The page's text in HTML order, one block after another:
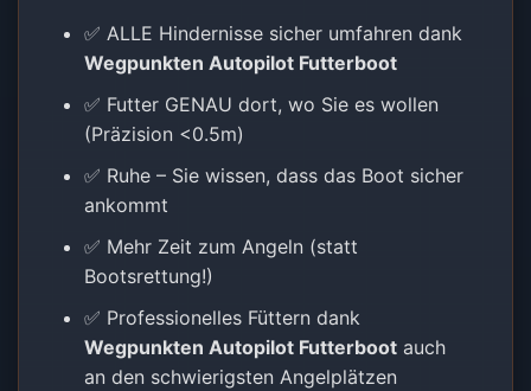
✅ ALLE Hindernisse sicher umfahren dank
Wegpunkten Autopilot Futterboot
✅ Futter GENAU dort, wo Sie es wollen
(Präzision <0.5m)
✅ Ruhe – Sie wissen, dass das Boot sicher
ankommt
✅ Mehr Zeit zum Angeln (statt
Bootsrettung!)
✅ Professionelles Füttern dank
Wegpunkten Autopilot Futterboot auch
an den schwierigsten Angelplätzen